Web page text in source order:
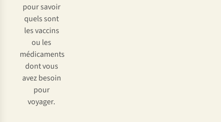
pour savoir
quels sont
les vaccins
ou les
médicaments
dont vous
avez besoin
pour
voyager.